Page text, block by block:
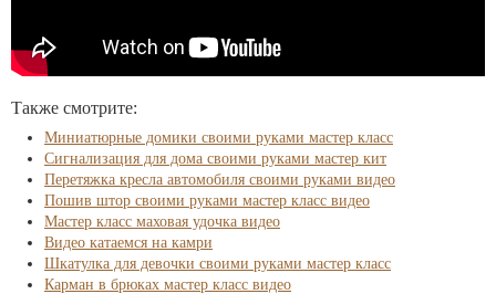
Также смотрите:
Миниатюрные домики своими руками мастер класс
Сигнализация для дома своими руками мастер кит
Перетяжка кресла автомобиля своими руками видео
Пошив штор своими руками мастер класс видео
Мастер класс маховая удочка видео
Видео катаемся на камри
Шкатулка для девочки своими руками мастер класс
Карман в брюках мастер класс видео